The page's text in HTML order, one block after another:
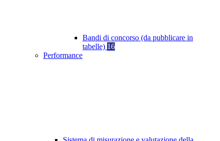
Bandi di concorso (da pubblicare in
tabelle) 16
Performance